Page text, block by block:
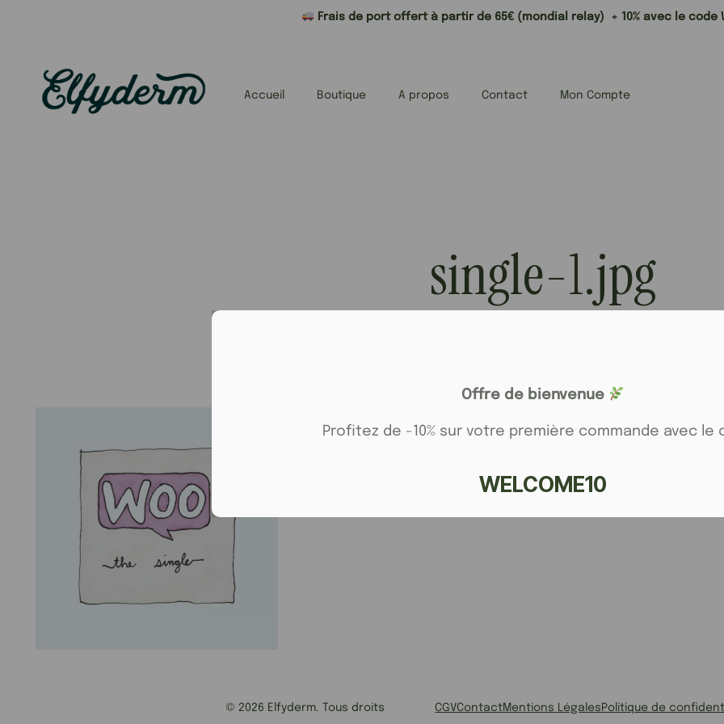
Frais de port offert à partir de 65€ (mondial relay) + 10% avec le code
Accueil Boutique A propos Contact Mon Compte
single-1.jpg
© 2026 Elfyderm. Tous droits
CGVContactMentions Légales Politique de
Offre de bienvenue
Profitez de -10% sur votre première commande avec le
WELCOME10